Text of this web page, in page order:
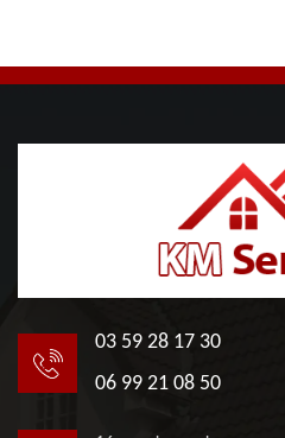
03 59 28 17 30
06 99 21 08 50